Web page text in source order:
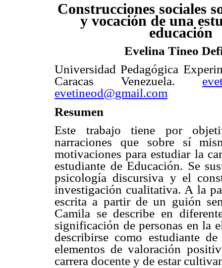
Construcciones sociales
y vocación de una
educación
Evelina Tineo
Universidad Pedagógica
Caracas Venezuela.
evetineod@gmail.com
Resumen
Este trabajo tiene por
narraciones que sobre sí
motivaciones para estudiar la
estudiante de Educación. Se
psicología discursiva y el
investigación cualitativa. A la
escrita a partir de un guión
Camila se describe en
significación de personas en la
describirse como estudiante
elementos de valoración
carrera docente y de estar